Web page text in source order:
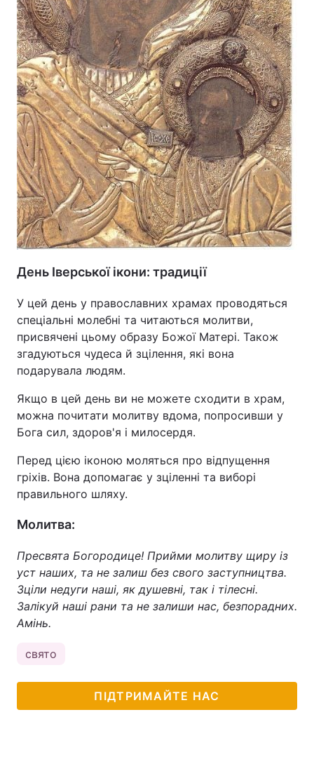
День Іверської ікони: традиції
У цей день у православних храмах проводяться
спеціальні молебні та читаються молитви,
присвячені цьому образу Божої Матері. Також
згадуються чудеса й зцілення, які вона
подарувала людям.
Якщо в цей день ви не можете сходити в храм,
можна почитати молитву вдома, попросивши у
Бога сил, здоров'я і милосердя.
Перед цією іконою моляться про відпущення
гріхів. Вона допомагає у зціленні та виборі
правильного шляху.
Молитва:
Пресвята Богородице! Прийми молитву щиру із
уст наших, та не залиш без свого заступництва.
Зціли недуги наші, як душевні, так і тілесні.
Залікуй наші рани та не залиши нас, безпорадних.
Амінь.
свято
ПІДТРИМАЙТЕ НАС